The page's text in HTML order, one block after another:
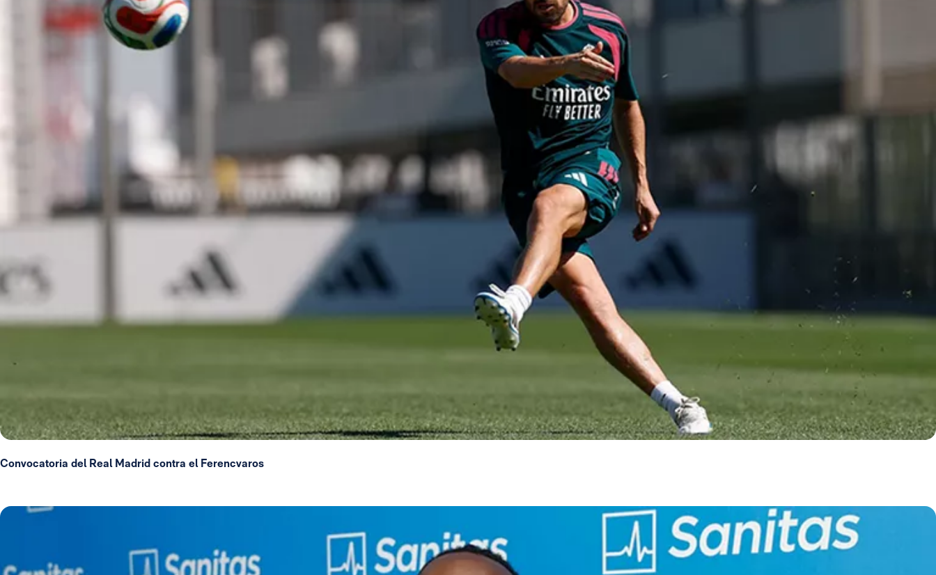
Convocatoria del Real Madrid contra el Ferencvaros